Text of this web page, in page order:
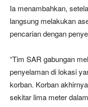
Ia menambahkan,
langsung melakukan
pencarian dengan
“Tim SAR gabungan
penyelaman di lokasi
korban. Korban
sekitar lima meter